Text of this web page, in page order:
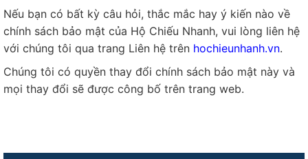
Nếu bạn có bất kỳ câu hỏi, thắc mắc hay ý kiến nào về
chính sách bảo mật của Hộ Chiếu Nhanh, vui lòng liên hệ
với chúng tôi qua trang Liên hệ trên hochieunhanh.vn.
Chúng tôi có quyền thay đổi chính sách bảo mật này và
mọi thay đổi sẽ được công bố trên trang web.